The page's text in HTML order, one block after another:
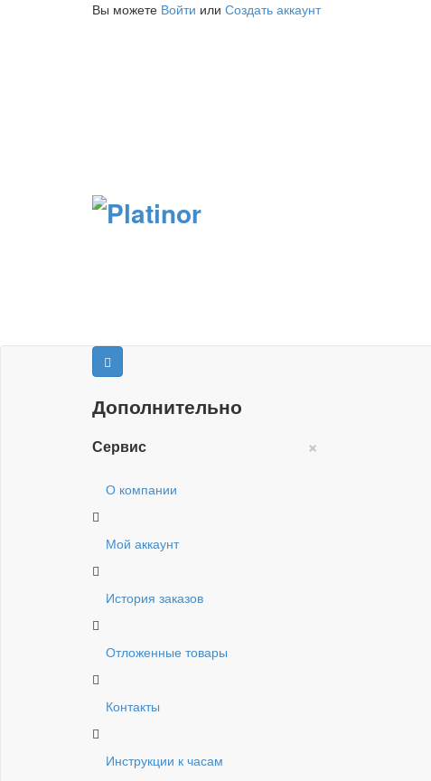
Вы можете Войти или Создать аккаунт
Дополнительно
×
Сервис
О компании
Мой аккаунт
История заказов
Отложенные товары
Контакты
Инструкции к часам